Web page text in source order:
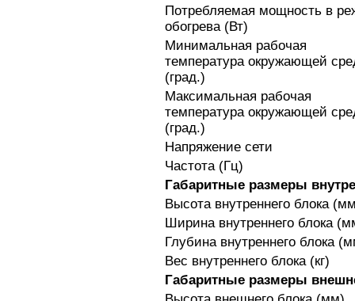
Потребляемая мощность в
обогрева (Вт)
Минимальная рабочая
температура окружающей
(град.)
Максимальная рабочая
температура окружающей
(град.)
Напряжение сети
Частота (Гц)
Габаритные размеры
Высота внутреннего блока
Ширина внутреннего блока
Глубина внутреннего блока
Вес внутреннего блока (кг)
Габаритные размеры